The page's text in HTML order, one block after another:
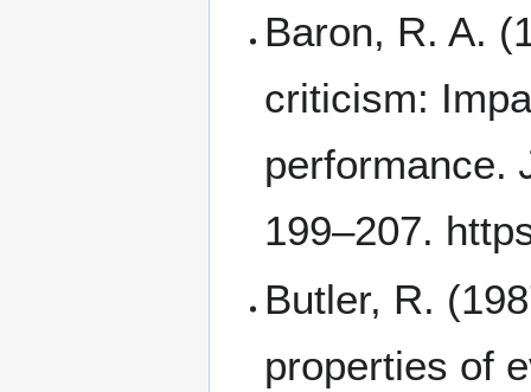
Baron, R. A.
criticism:
performance.
199–207.
Butler, R.
properties of